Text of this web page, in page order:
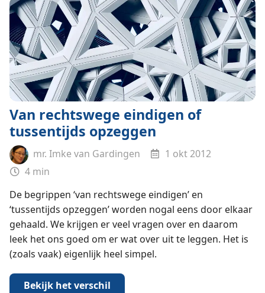
Van rechtswege eindigen of
tussentijds opzeggen
mr. Imke van Gardingen
1 okt 2012
4 min
De begrippen ‘van rechtswege eindigen’ en
‘tussentijds opzeggen’ worden nogal eens door elkaar
gehaald. We krijgen er veel vragen over en daarom
leek het ons goed om er wat over uit te leggen. Het is
(zoals vaak) eigenlijk heel simpel.
Bekijk het verschil